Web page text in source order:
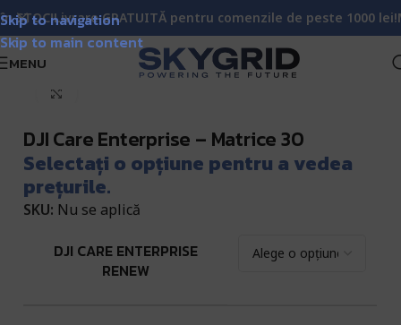
Skip to navigation
Skip to main content
Livrare GRATUITĂ pentru comenzile de peste 1000 lei!
MENU& Mentenanță Drone DJI: Care Enterprise | SkyGrid
DJI Care Enterprise – Matrice 30
Selectați o opțiune pentru a vedea
prețurile.
SKU: Nu se aplică
DJI CARE ENTERPRISE
RENEW